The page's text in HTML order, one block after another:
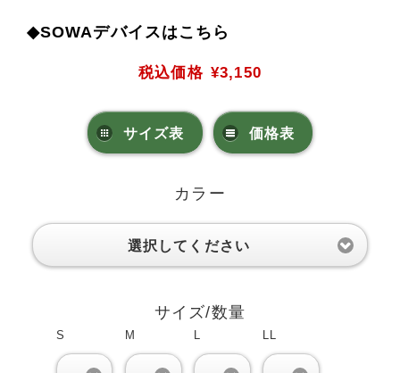
◆SOWAデバイスはこちら
税込価格 ¥3,150
サイズ表 価格表
カラー
選択してください
サイズ/数量
S M L LL